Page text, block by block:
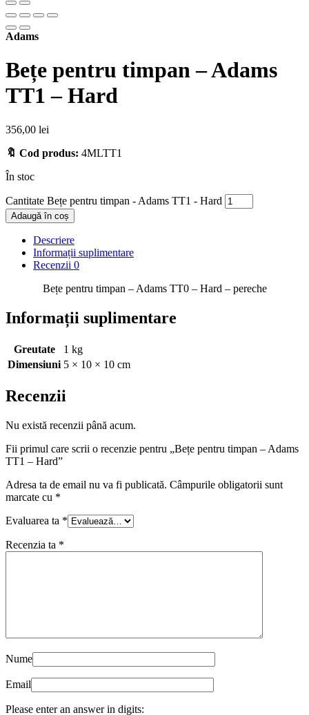
Adams
Bețe pentru timpan – Adams
TT1 – Hard
356,00 lei
🔖 Cod produs: 4MLTT1
În stoc
Cantitate Bețe pentru timpan - Adams TT1 - Hard
Adaugă în coș
Descriere
Informații suplimentare
Recenzii 0
Bețe pentru timpan – Adams TT0 – Hard – pereche
Informații suplimentare
Greutate
1 kg
Dimensiuni 5 × 10 × 10 cm
Recenzii
Nu există recenzii până acum.
Fii primul care scrii o recenzie pentru „Bețe pentru timpan – Adams
TT1 – Hard”
Adresa ta de email nu va fi publicată. Câmpurile obligatorii sunt
marcate cu *
Evaluarea ta *
Recenzia ta *
Nume
Email
Please enter an answer in digits: